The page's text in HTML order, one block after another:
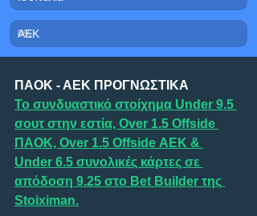
0%
ΑΕΚ
ΠΑΟΚ - ΑΕΚ ΠΡΟΓΝΩΣΤΙΚΑ
Το συνδυαστικό στοίχημα Under 9.5
σουτ στην εστία, Over 1.5 Offside
ΠΑΟΚ, Over 1.5 Offside ΑΕΚ &
Under 6.5 συνολικές κάρτες σε
απόδοση 9.25 στο Bet Builder της
Stoiximan.